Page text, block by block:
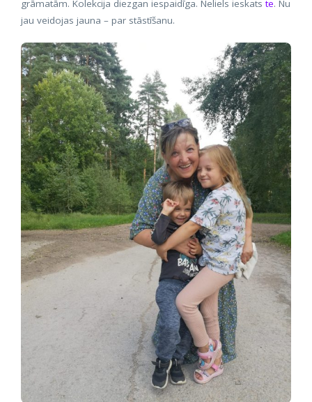
grāmatām. Kolekcija diezgan iespaidīga. Neliels ieskatste. Nu
jau veidojas jauna – par stāstīšanu.